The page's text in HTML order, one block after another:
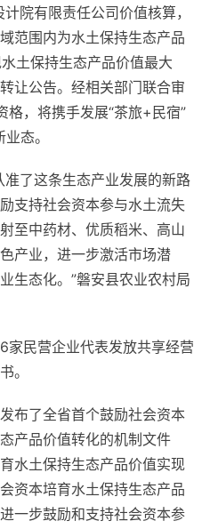
院有限责任公司价值核算，
范围内为水土保持生态产品
土保持生态产品价值最大
让公告。经相关部门联合审
，将携手发展“茶旅+民宿”
态。
准了这条生态产业发展的新路
支持社会资本参与水土流失
至中药材、优质稻米、高山
产业，进一步激活市场潜
生态化。”磐安县农业农村局
家民营企业代表发放共享经营
。
布了全省首个鼓励社会资本
产品价值转化的机制文件
水土保持生态产品价值实现
资本培育水土保持生态产品
一步鼓励和支持社会资本参